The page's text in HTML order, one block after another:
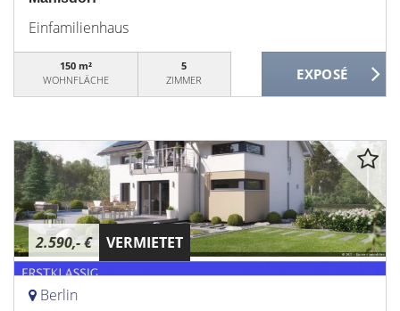
Einfamilienhaus
150 m²
WOHNFLÄCHE
5
ZIMMER
2.590,- € VERMIETET
Berlin